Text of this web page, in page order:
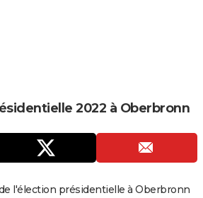
2022 à Oberbronn
l'élection présidentielle à Oberbronn